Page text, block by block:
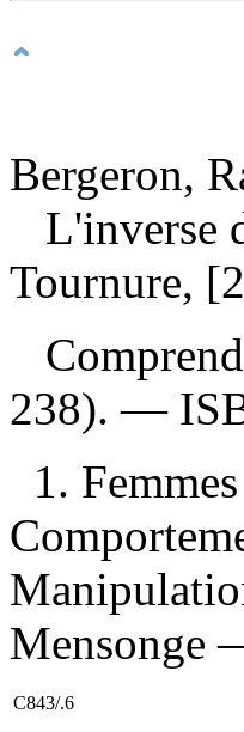
Bergeron,
L'inverse
Tournure,
238). —
1.
Mensonge
C843/.6